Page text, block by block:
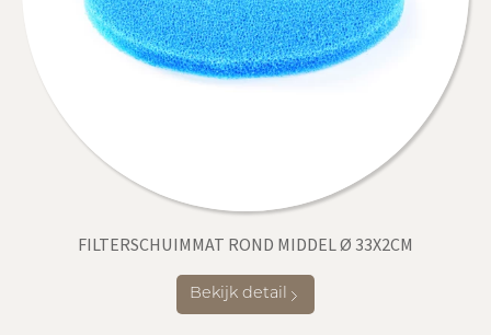
FILTERSCHUIMMAT ROND MIDDEL Ø 33X2CM
Bekijk detail